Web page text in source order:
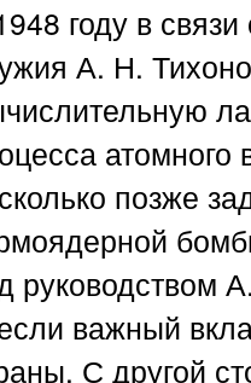
году в
А. Н.
атомного
позже
руководством
важный
С другой